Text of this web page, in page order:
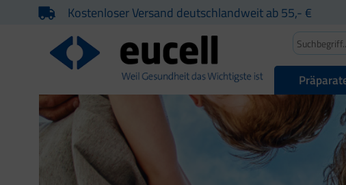
Kostenloser Versand deutschlandweit ab 55,- €